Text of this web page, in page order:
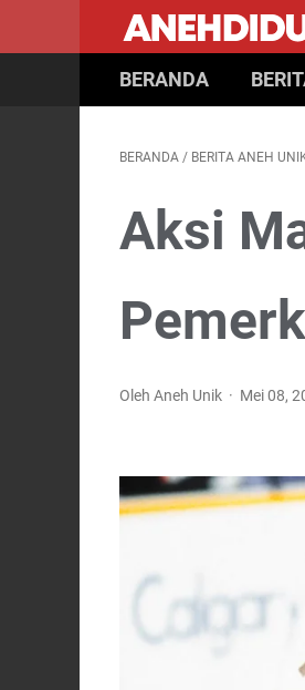
BERANDA
BERANDA / BERITA ANEH
Aksi
Oleh Aneh Unik Mei 08,